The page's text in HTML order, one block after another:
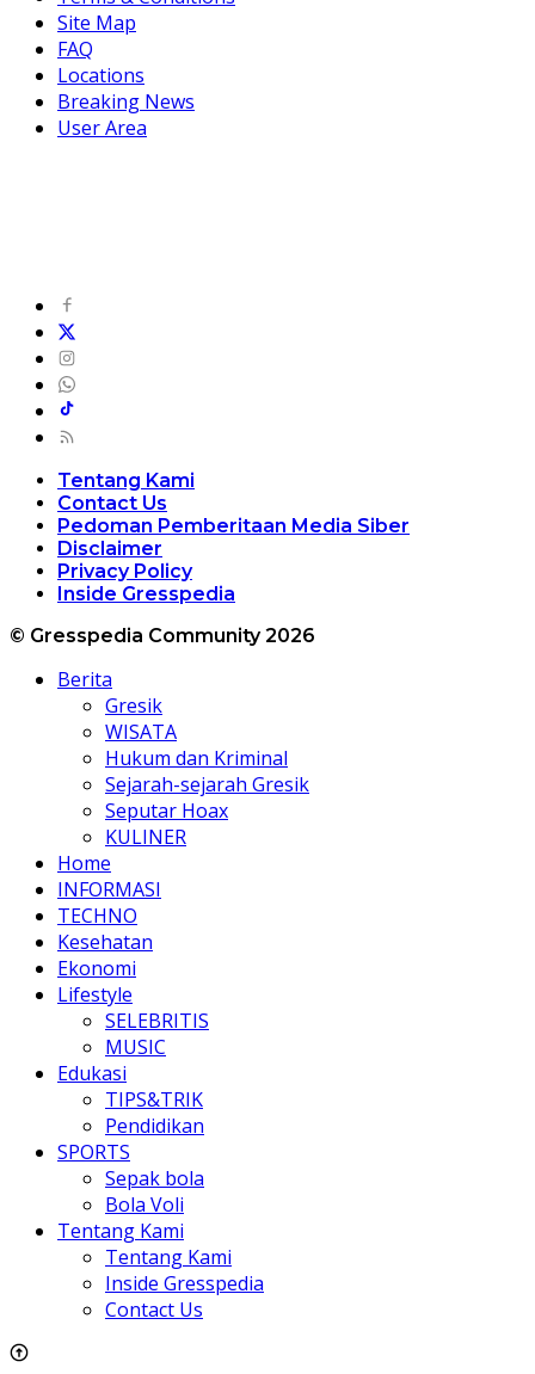
Site Map
FAQ
Locations
Breaking News
User Area
Tentang Kami
Contact Us
Pedoman Pemberitaan Media Siber
Disclaimer
Privacy Policy
Inside Gresspedia
© Gresspedia Community 2026
Berita
Gresik
WISATA
Hukum dan Kriminal
Sejarah-sejarah Gresik
Seputar Hoax
KULINER
Home
INFORMASI
TECHNO
Kesehatan
Ekonomi
Lifestyle
SELEBRITIS
MUSIC
Edukasi
TIPS&TRIK
Pendidikan
SPORTS
Sepak bola
Bola Voli
Tentang Kami
Tentang Kami
Inside Gresspedia
Contact Us